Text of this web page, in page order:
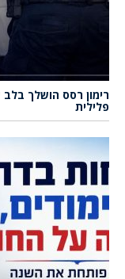
רימון רסס הושלך
פלילית